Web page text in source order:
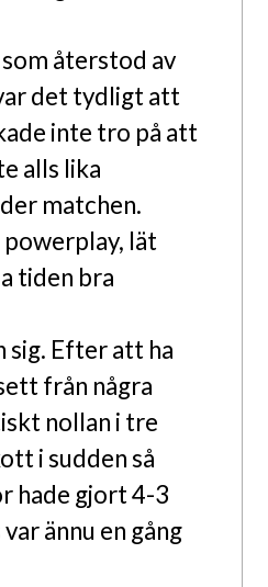
återstod av
det tydligt att
inte tro på att
alls lika
matchen.
lät
tiden bra
sig. Efter att ha
från några
nollan i tre
i sudden så
hade gjort 4-3
ännu en gång